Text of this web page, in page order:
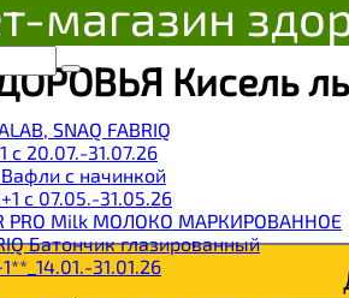
магазин
SNAQ FABRIQ
с 20.07.-31.07.26
Вафли с начинкой
с 07.05.-31.05.26
PRO Milk МОЛОКО МАРКИРОВАННОЕ
Батончик глазированный
31.01.26
Кисель